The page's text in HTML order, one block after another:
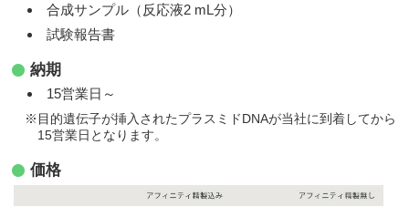
合成サンプル（反応液2 mL分）
試験報告書
納期
15営業日～
※目的遺伝子が挿入されたプラスミドDNAが当社に到着してから
15営業日となります。
価格